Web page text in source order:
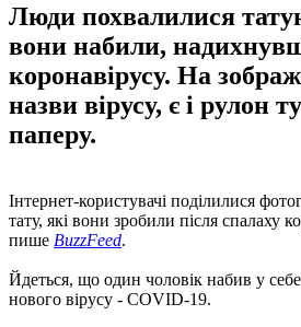
Люди похвалилися
вони набили,
коронавірусу. На
назви вірусу, є і рулон
паперу.
Інтернет-користувачі поділилися
тату, які вони зробили після спалаху
пише BuzzFeed.
Йдеться, що один чоловік набив у
нового вірусу - COVID-19.